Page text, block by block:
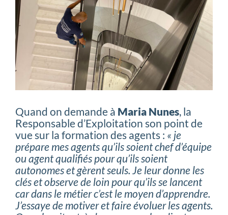
Quand on demande à Maria Nunes, la
Responsable d’Exploitation son point de
vue sur la formation des agents : « je
prépare mes agents qu’ils soient chef d’équipe
ou agent qualifiés pour qu’ils soient
autonomes et gèrent seuls. Je leur donne les
clés et observe de loin pour qu’ils se lancent
car dans le métier c’est le moyen d’apprendre.
J’essaye de motiver et faire évoluer les agents.